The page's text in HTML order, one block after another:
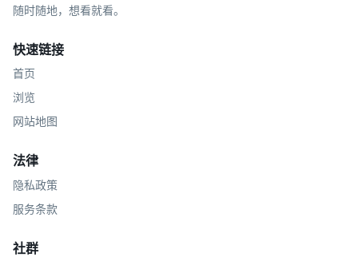
随时随地，想看就看。
快速链接
首页
浏览
网站地图
法律
隐私政策
服务条款
社群